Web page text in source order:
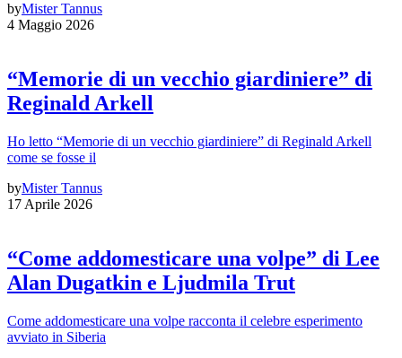
byMister Tannus
4 Maggio 2026
“Memorie di un vecchio giardiniere” di
Reginald Arkell
Ho letto “Memorie di un vecchio giardiniere” di Reginald Arkell
come se fosse il
byMister Tannus
17 Aprile 2026
“Come addomesticare una volpe” di Lee
Alan Dugatkin e Ljudmila Trut
Come addomesticare una volpe racconta il celebre esperimento
avviato in Siberia